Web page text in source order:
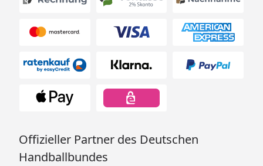
Offizieller Partner des Deutschen
Handballbundes